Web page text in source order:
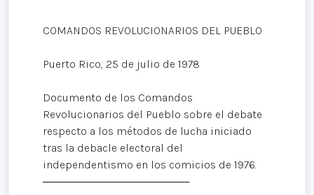
COMANDOS REVOLUCIONARIOS DEL PUEBLO
Puerto Rico, 25 de julio de 1978
Documento de los Comandos
Revolucionarios del Pueblo sobre el debate
respecto a los métodos de lucha iniciado
tras la debacle electoral del
independentismo en los comicios de 1976.
───────────────────